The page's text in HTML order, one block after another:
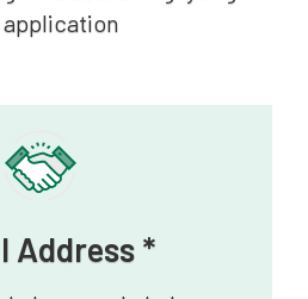
Address *